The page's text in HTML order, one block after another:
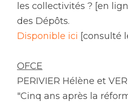
les collectivités ? [en
des Dépôts.
Disponible ici [consulté
OFCE
PERIVIER Hélène et
"Cinq ans après la